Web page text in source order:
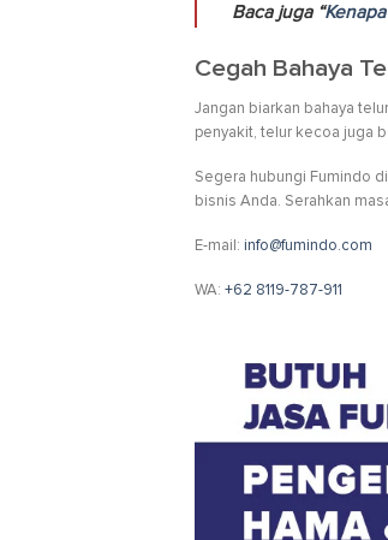
Baca juga “
Cegah Bahaya
Jangan biarkan bahaya
penyakit, telur kecoa juga
Segera hubungi Fumindo
bisnis Anda. Serahkan
E-mail: info@fumindo.com
WA: +62 8119-787-911